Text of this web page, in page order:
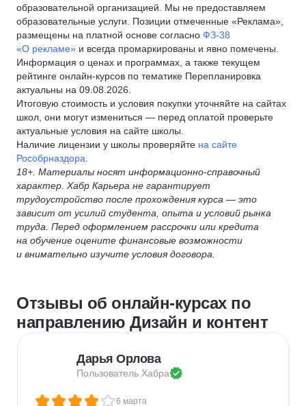
образовательной организацией. Мы не предоставляем
образовательные услуги. Позиции отмеченные «Реклама»,
размещены на платной основе согласно ФЗ-38
«О рекламе» и всегда промаркированы и явно помечены.
Информация о ценах и программах, а также текущем
рейтинге онлайн-курсов по тематике Перепланировка
актуальны на 09.08.2026.
Итоговую стоимость и условия покупки уточняйте на сайтах
школ, они могут измениться — перед оплатой проверьте
актуальные условия на сайте школы.
Наличие лицензии у школы проверяйте на сайте
Рособрназдора
18+. Материалы носят информационно-справочный
характер. Хабр Карьера не гарантирует
трудоустройство после прохождения курса — это
зависит от усилий студента, опыта и условий рынка
труда. Перед оформлением рассрочки или кредита
на обучение оцените финансовые возможности
и внимательно изучите условия договора.
Отзывы об онлайн-курсах по
направлению Дизайн и контент
Дарья Орлова
Пользователь Хабра
6 марта